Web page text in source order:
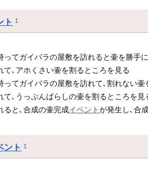
ト †
ってガイバラの屋敷を訪れると壷を勝手
て､アホくさい壷を割るところを見る
ってガイバラの屋敷を訪れて､割れない
て､うっぷんばらしの壷を割るところを見
ると､合成の壷完成イベント が発生し､合
ント †